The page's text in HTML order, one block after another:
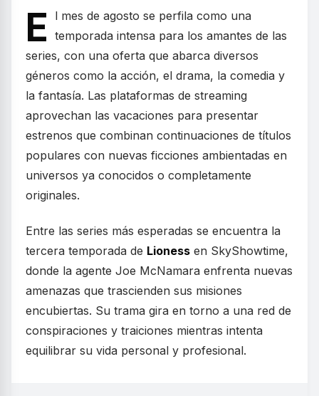
E
l mes de agosto se perfila como una
temporada intensa para los amantes de las
series, con una oferta que abarca diversos
géneros como la acción, el drama, la comedia y
la fantasía. Las plataformas de streaming
aprovechan las vacaciones para presentar
estrenos que combinan continuaciones de títulos
populares con nuevas ficciones ambientadas en
universos ya conocidos o completamente
originales.
Entre las series más esperadas se encuentra la
tercera temporada de Lioness en SkyShowtime,
donde la agente Joe McNamara enfrenta nuevas
amenazas que trascienden sus misiones
encubiertas. Su trama gira en torno a una red de
conspiraciones y traiciones mientras intenta
equilibrar su vida personal y profesional.